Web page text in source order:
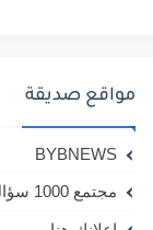
مواقع صديقة
BYBNEWS
مجتمع 1000 سؤال